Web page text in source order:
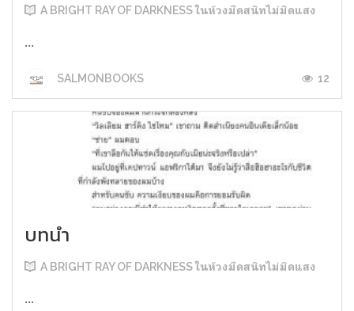
A BRIGHT RAY OF DARKNESS ในห้วงมืดสนิทไม่มิดแสง
...
SALMONBOOKS 12
บทนำ
A BRIGHT RAY OF DARKNESS ในห้วงมืดสนิทไม่มิดแสง
...